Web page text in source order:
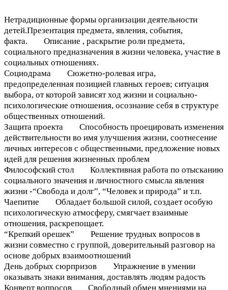
Нетрадиционные формы организации деятельности
детей.Презентация предмета, явления, события,
факта. Описание , раскрытие роли предмета,
социального предназначения в жизни человека, участие в
социальных отношениях.
Социодрама Сюжетно-ролевая игра,
предопределенная позицией главных героев; ситуация
выбора, от которой зависят ход жизни и социально-
психологические отношения, осознание себя в структуре
общественных отношений.
Защита проекта Способность проецировать изменения
действительности во имя улучшения жизни, соотнесение
личных интересов с общественными, предложение новых
идей для решения жизненных проблем
Философский стол Коллективная работа по отысканию
социального значения и личностного смысла явления
жизни -“Свобода и долг”, “Человек и природа” и т.п.
Чаепитие Обладает большой силой, создает особую
психологическую атмосферу, смягчает взаимные
отношения, раскрепощает.
“Крепкий орешек” Решение трудных вопросов в
жизни совместно с группой, доверительный разговор на
основе добрых взаимоотношений
День добрых сюрпризов Упражнение в умении
оказывать знаки внимания, доставлять людям радость
Конверт вопросов Свободный обмен мнениями на